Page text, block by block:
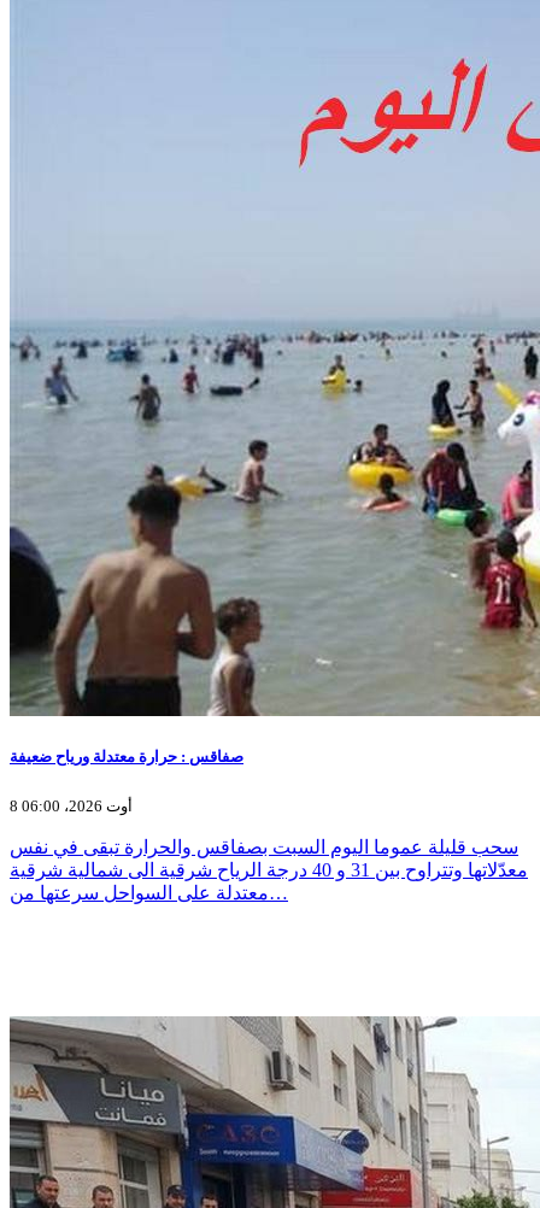
صفاقس : حرارة معتدلة ورياح ضعيفة
8 أوت 2026، 06:00
سحب قليلة عموما اليوم السبت بصفاقس والحرارة تبقى في نفس
معدّلاتها وتتراوح بين 31 و 40 درجة الرياح شرقية الى شمالية شرقية
معتدلة على السواحل سرعتها من…